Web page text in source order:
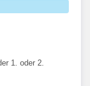
1. oder 2.